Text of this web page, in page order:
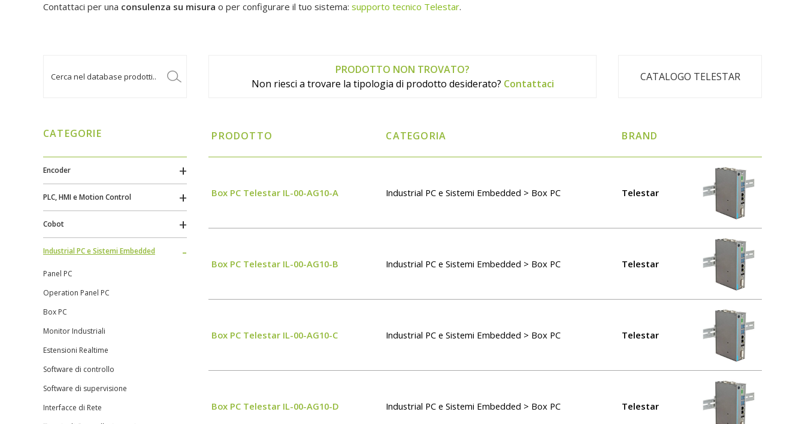
Contattaci per una consulenza su misura o per configurare il tuo sistema: supporto tecnico Telestar.
PRODOTTO NON TROVATO?
Non riesci a trovare la tipologia di prodotto desiderato? Contattaci
CATALOGO TELESTAR
CATEGORIE
Encoder
PLC, HMI e Motion Control
Cobot
Industrial PC e Sistemi Embedded
Panel PC
Operation Panel PC
Box PC
Monitor Industriali
Estensioni Realtime
Software di controllo
Software di supervisione
Interfacce di Rete
PRODOTTO CATEGORIA BRAND
Box PC Telestar IL-00-AG10-A Industrial PC e Sistemi Embedded > Box PC Telestar
Box PC Telestar IL-00-AG10-B Industrial PC e Sistemi Embedded > Box PC Telestar
Box PC Telestar IL-00-AG10-C Industrial PC e Sistemi Embedded > Box PC Telestar
Box PC Telestar IL-00-AG10-D Industrial PC e Sistemi Embedded > Box PC Telestar